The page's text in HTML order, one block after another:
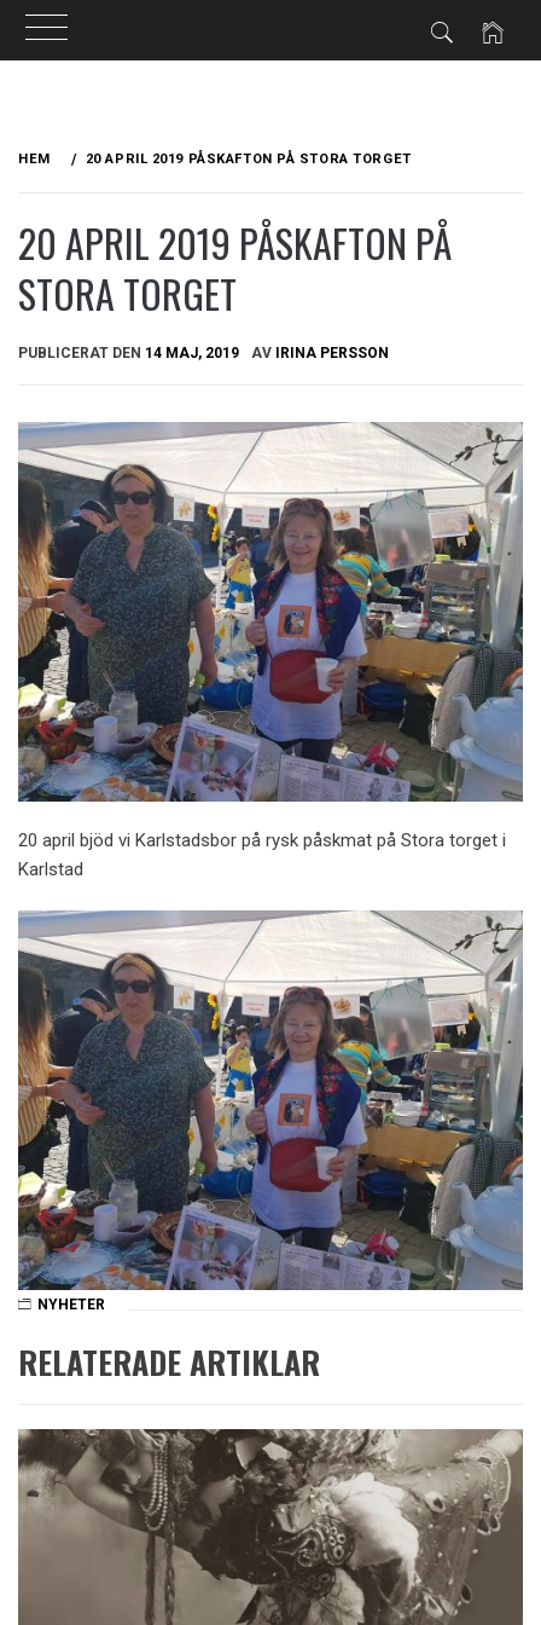
HEM 20 APRIL 2019 PÅSKAFTON PÅ STORA TORGET
20 APRIL 2019 PÅSKAFTON PÅ
STORA TORGET
PUBLICERAT DEN 14 MAJ, 2019 AV IRINA PERSSON
20 april bjöd vi Karlstadsbor på rysk påskmat på Stora torget i
Karlstad
NYHETER
RELATERADE ARTIKLAR